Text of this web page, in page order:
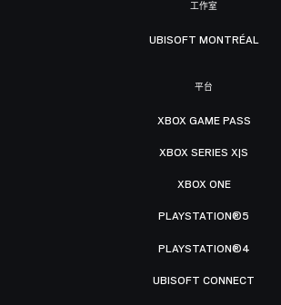
工作室
UBISOFT MONTRÉAL
平台
XBOX GAME PASS
XBOX SERIES X|S
XBOX ONE
PLAYSTATION®5
PLAYSTATION®4
UBISOFT CONNECT